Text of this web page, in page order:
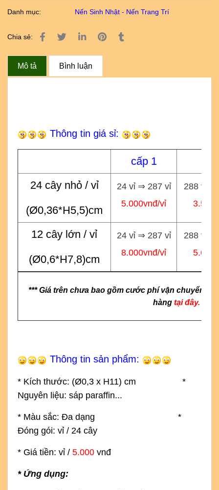
Danh mục: Nến Sinh Nhật - Nến Trang Trí
Chia sẻ:
Mô tả Bình luận
Thông tin giá sỉ:
cấp 1
24 cây nhỏ / vỉ
(Ø0,36*H5,5)cm
24 vỉ ⇒ 287 vỉ
5.000vnđ/vỉ
288 vỉ ⇒
12 cây lớn / vỉ
(Ø0,6*H7,8)cm
24 vỉ ⇒ 287 vỉ
8.000vnđ/vỉ
288 vỉ ⇒
*** Giá trên chưa bao gồm cước phí vận chuyển &
hàng tại đây.
Thông tin sản phẩm:
* Kích thước: (Ø0,3 x H11) cm
*
Nguyên liệu: sáp paraffin...
* Màu sắc: Đa dạng *
Đóng gói: vỉ / 24 cây
* Giá tiền: vỉ / 5.000 vnđ
* Ứng dụng: